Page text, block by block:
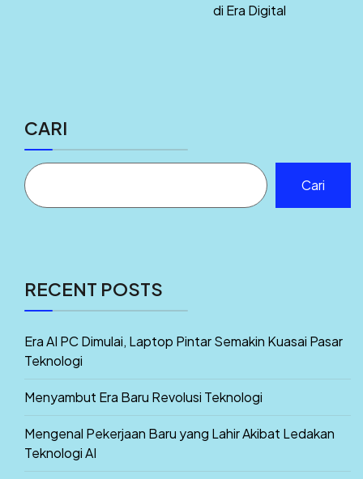
di Era Digital
CARI
Cari
RECENT POSTS
Era AI PC Dimulai, Laptop Pintar Semakin Kuasai Pasar
Teknologi
Menyambut Era Baru Revolusi Teknologi
Mengenal Pekerjaan Baru yang Lahir Akibat Ledakan
Teknologi AI